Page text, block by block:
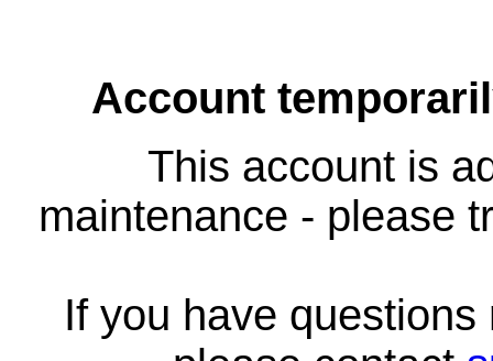
Account
This account is
maintenance - please
If you have